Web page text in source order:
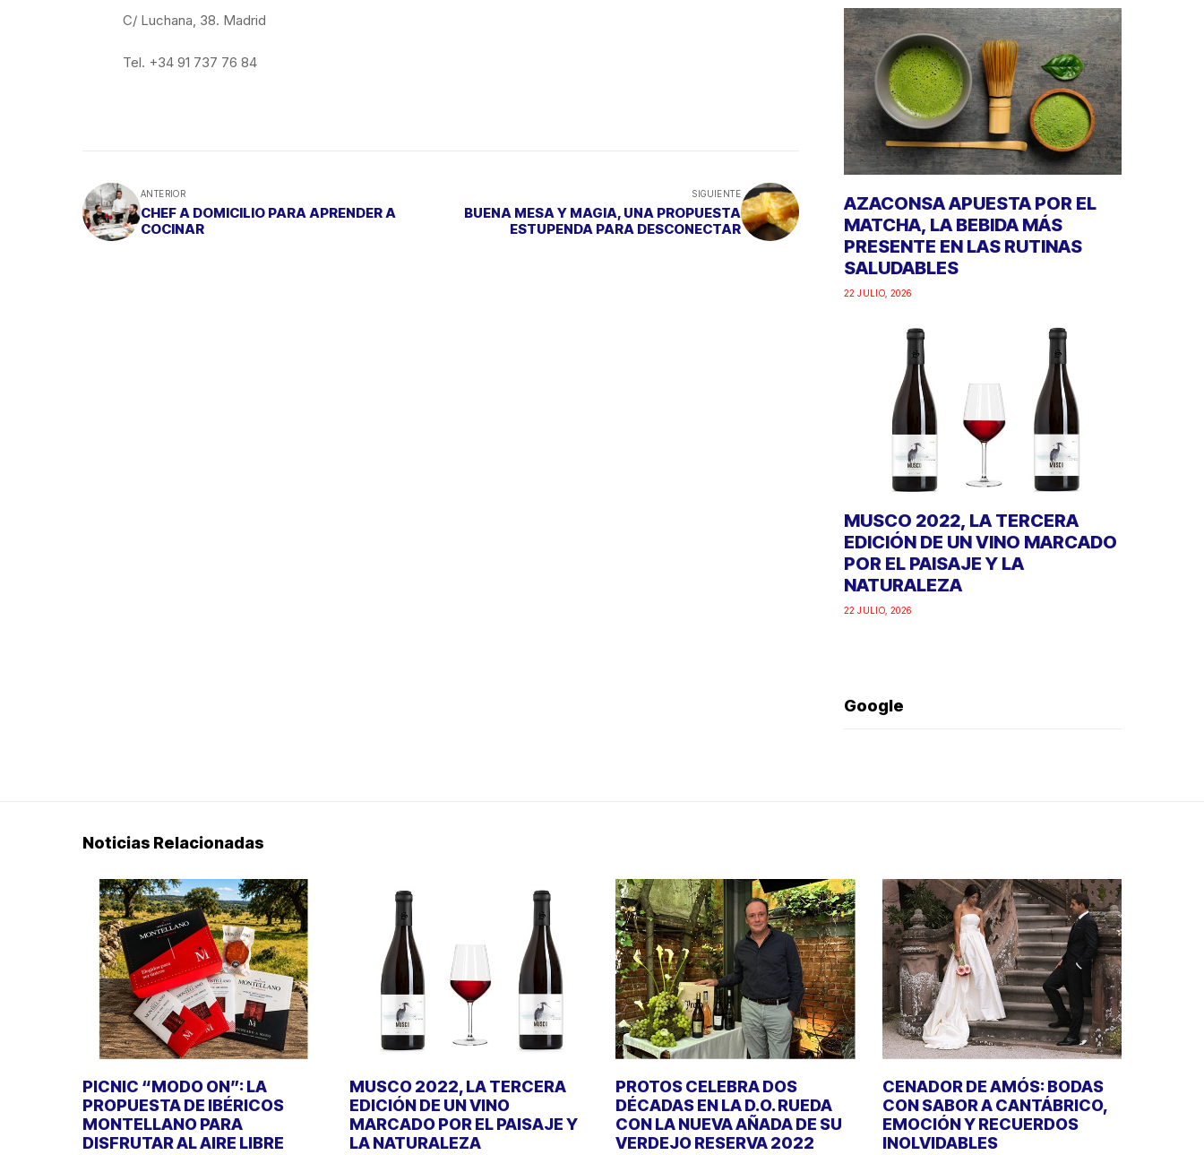
C/ Luchana, 38. Madrid
Tel. +34 91 737 76 84
ANTERIOR
CHEF A DOMICILIO PARA APRENDER A
COCINAR
SIGUIENTE
BUENA MESA Y MAGIA, UNA PROPUESTA
ESTUPENDA PARA DESCONECTAR
AZACONSA APUESTA POR EL
MATCHA, LA BEBIDA MÁS
PRESENTE EN LAS RUTINAS
SALUDABLES
22 JULIO, 2026
MUSCO 2022, LA TERCERA
EDICIÓN DE UN VINO MARCADO
POR EL PAISAJE Y LA
NATURALEZA
22 JULIO, 2026
Google
Noticias Relacionadas
PICNIC “MODO ON”: LA
PROPUESTA DE IBÉRICOS
MONTELLANO PARA
DISFRUTAR AL AIRE LIBRE
MUSCO 2022, LA TERCERA
EDICIÓN DE UN VINO
MARCADO POR EL PAISAJE Y
LA NATURALEZA
PROTOS CELEBRA DOS
DÉCADAS EN LA D.O. RUEDA
CON LA NUEVA AÑADA DE SU
VERDEJO RESERVA 2022
CENADOR DE AMÓS: BODAS
CON SABOR A CANTÁBRICO,
EMOCIÓN Y RECUERDOS
INOLVIDABLES